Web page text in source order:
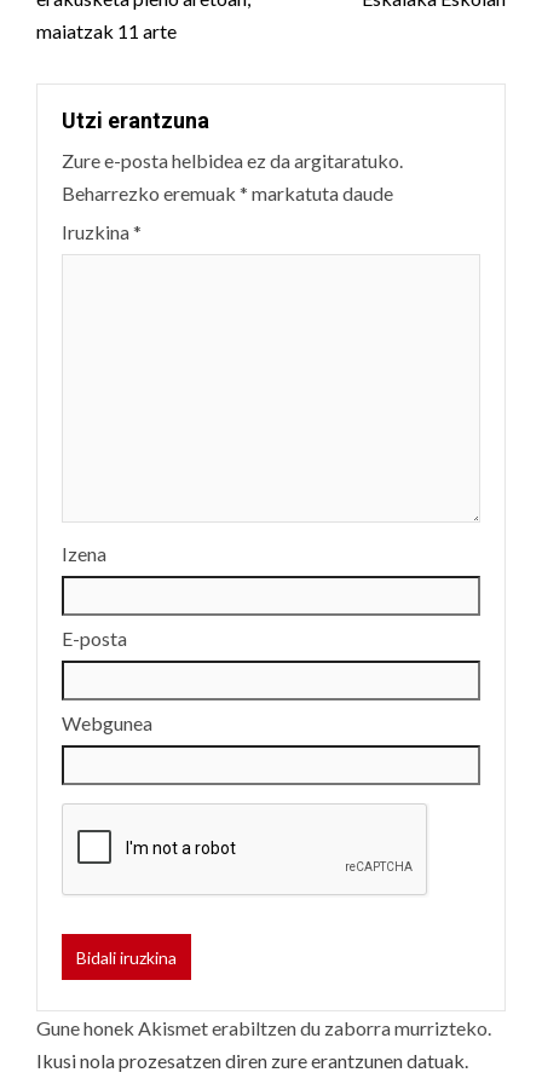
maiatzak 11 arte
Utzi erantzuna
Zure e-posta helbidea ez da argitaratuko.
Beharrezko eremuak * markatuta daude
Iruzkina*
Izena
E-posta
Webgunea
Gune honek Akismet erabiltzen du zaborra murrizteko.
Ikusi nola prozesatzen diren zure erantzunen datuak.